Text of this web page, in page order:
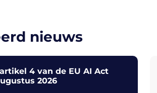
nieuws
4 van de EU AI Act
2026